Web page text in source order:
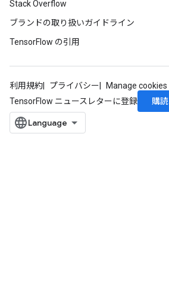
Stack Overflow
ブランドの取り扱いガイドライン
TensorFlow の引用
利用規約 プライバシー
Manage cookies
TensorFlow ニュースレターに登録
購読